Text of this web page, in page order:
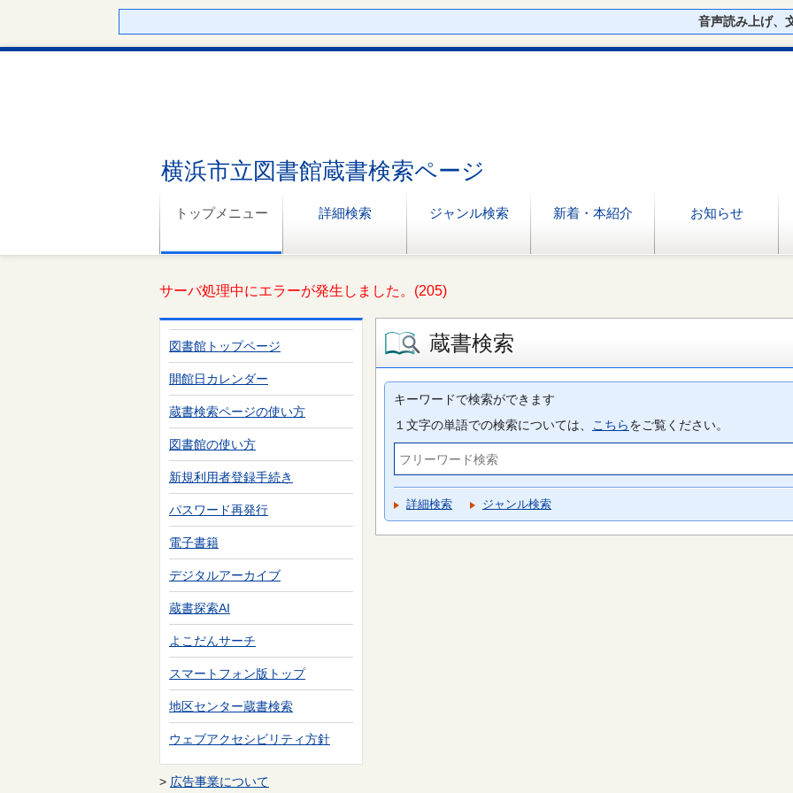
音声読み上げ、
横浜市立図書館蔵書検索ページ
トップメニュー 詳細検索 ジャンル検索 新着・本紹介 お知らせ
サーバ処理中にエラーが発生しました。(205)
図書館トップページ
開館日カレンダー
蔵書検索ページの使い方
図書館の使い方
新規利用者登録手続き
パスワード再発行
電子書籍
デジタルアーカイブ
蔵書探索AI
よこだんサーチ
スマートフォン版トップ
地区センター蔵書検索
ウェブアクセシビリティ方針
> 広告事業について
蔵書検索
キーワードで検索ができます
１文字の単語での検索については、 こちらをご覧ください。
詳細検索 ジャンル検索